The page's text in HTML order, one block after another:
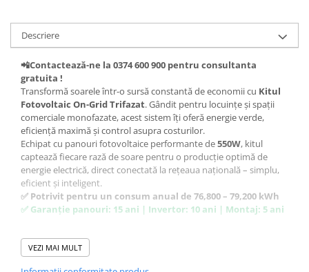
Descriere
📲Contactează-ne la 0374 600 900 pentru consultanta
gratuita !
Transformă soarele într-o sursă constantă de economii cu Kitul
Fotovoltaic On-Grid Trifazat. Gândit pentru locuințe și spații
comerciale monofazate, acest sistem îți oferă energie verde,
eficiență maximă și control asupra costurilor.
Echipat cu panouri fotovoltaice performante de550W, kitul
captează fiecare rază de soare pentru o producție optimă de
energie electrică, direct conectată la rețeaua națională – simplu,
eficient și inteligent.
✅ Potrivit pentru un consum anual de 76,800 – 79,200 kWh
✅ Garanție panouri: 15 ani | Invertor: 10 ani | Montaj: 5 ani
📦 Ce conține kitul fotovoltaic:
VEZI MAI MULT